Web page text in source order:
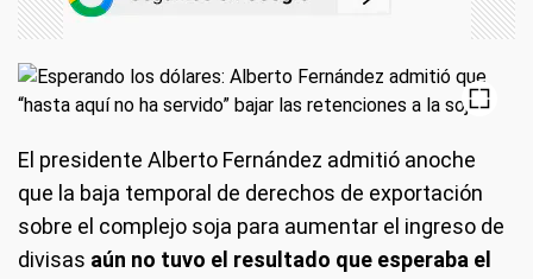
El presidente Alberto Fernández admitió anoche
que la baja temporal de derechos de exportación
sobre el complejo soja para aumentar el ingreso de
divisas aún no tuvo el resultado que esperaba el